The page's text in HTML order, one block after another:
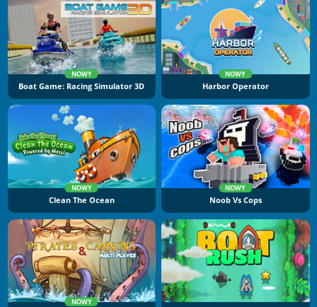
NOWY
Boat Game: Racing Simulator 3D
NOWY
Harbor Operator
NOWY
Clean The Ocean
NOWY
Noob Vs Cops
NOWY